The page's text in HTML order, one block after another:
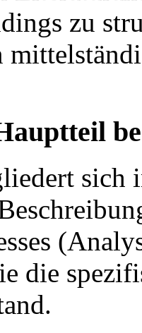
zu
sich
die